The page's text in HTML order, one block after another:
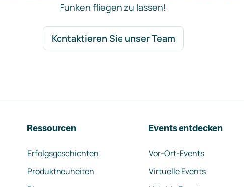
Funken fliegen zu lassen!
Kontaktieren Sie unser Team
Ressourcen
Erfolgsgeschichten
Produktneuheiten
Events entdecken
Vor-Ort-Events
Virtuelle Events